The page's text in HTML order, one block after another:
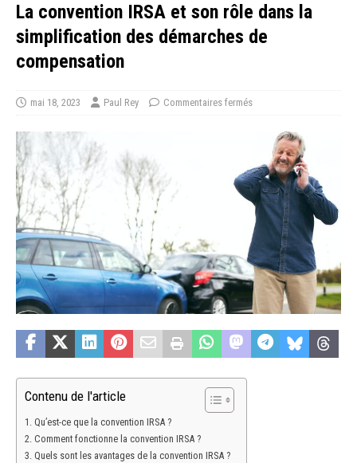
La convention IRSA et son rôle dans la
simplification des démarches de
compensation
mai 18, 2023 Paul Rey Commentaires fermés
Contenu de l'article
Qu’est-ce que la convention IRSA ?
Comment fonctionne la convention IRSA ?
Quels sont les avantages de la convention IRSA ?